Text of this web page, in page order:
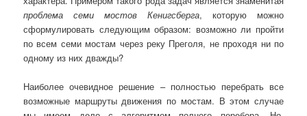
проблема семи мостов Кенигсберга, которую можно
сформулировать следующим образом: возможно ли пройти
по всем семи мостам через реку Преголя, не проходя ни по
одному из них дважды?
Наиболее очевидное решение – полностью перебрать все
возможные маршруты движения по мостам. В этом случае